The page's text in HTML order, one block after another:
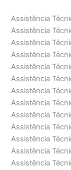
Assistência
Assistência
Assistência
Assistência
Assistência
Assistência
Assistência
Assistência
Assistência
Assistência
Assistência
Assistência
Assistência